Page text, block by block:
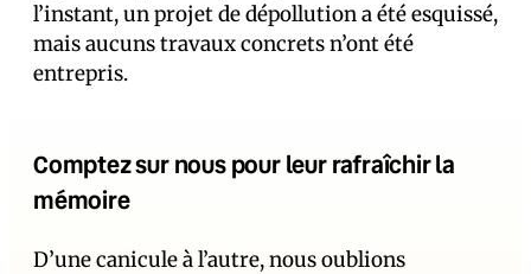
l’instant, un projet de dépollution a été esquissé,
mais aucuns travaux concrets n’ont été
entrepris.
Comptez sur nous pour leur rafraîchir la
mémoire
D’une canicule à l’autre, nous oublions